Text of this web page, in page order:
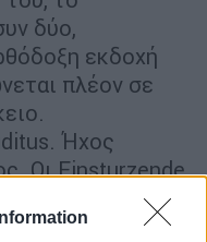
δύο,
εκδοχή
πλέον σε
Ήχος
Οι Einsturzende
Τόσο με τον
με τις